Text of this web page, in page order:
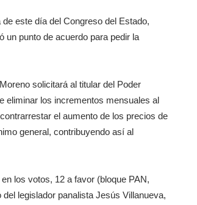
este día del Congreso del Estado,
un punto de acuerdo para pedir la
solicitará al titular del Poder
eliminar los incrementos mensuales al
el aumento de los precios de
general, contribuyendo así al
los votos, 12 a favor (bloque PAN,
legislador panalista Jesús Villanueva,